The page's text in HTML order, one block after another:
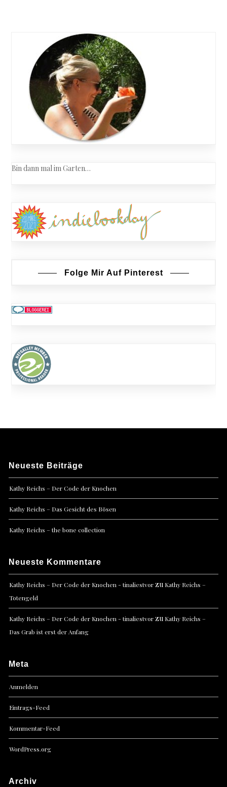
navigation
Bin dann mal im Garten…
Folge Mir Auf Pinterest
Neueste Beiträge
Kathy Reichs – Der Code der Knochen
Kathy Reichs – Das Gesicht des Bösen
Kathy Reichs – the bone collection
Neueste Kommentare
Kathy Reichs – Der Code der Knochen - tinaliestvorzu Kathy Reichs –
Totengeld
Kathy Reichs – Der Code der Knochen - tinaliestvorzu Kathy Reichs –
Das Grab ist erst der Anfang
Meta
Anmelden
Eintrags-Feed
Kommentar-Feed
WordPress.org
Archiv